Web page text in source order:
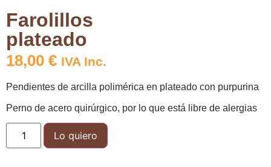
Farolillos
plateado
18,00 € IVA Inc.
Pendientes de arcilla polimérica en plateado con purpurina
Perno de acero quirúrgico, por lo que está libre de alergias
Lo quiero